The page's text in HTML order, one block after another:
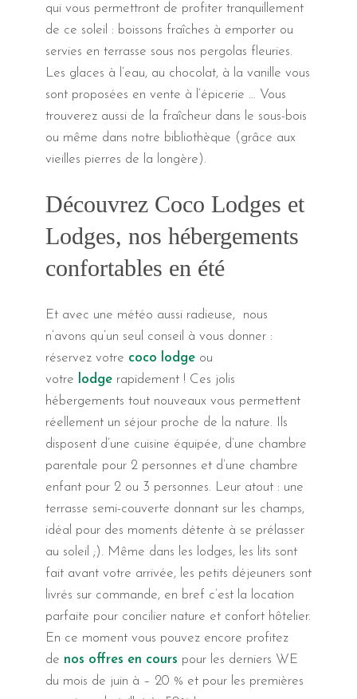
qui vous permettront de profiter tranquillement
de ce soleil : boissons fraîches à emporter ou
servies en terrasse sous nos pergolas fleuries.
Les glaces à l’eau, au chocolat, à la vanille vous
sont proposées en vente à l’épicerie … Vous
trouverez aussi de la fraîcheur dans le sous-bois
ou même dans notre bibliothèque (grâce aux
vieilles pierres de la longère).
Découvrez Coco Lodges et
Lodges, nos hébergements
confortables en été
Et avec une météo aussi radieuse, nous
n’avons qu’un seul conseil à vous donner :
réservez votre coco lodgeou
votre
lodgerapidement ! Ces jolis
hébergements tout nouveaux vous permettent
réellement un séjour proche de la nature. Ils
disposent d’une cuisine équipée, d’une chambre
parentale pour 2 personnes et d’une chambre
enfant pour 2 ou 3 personnes. Leur atout : une
terrasse semi-couverte donnant sur les champs,
idéal pour des moments détente à se prélasser
au soleil ;). Même dans les lodges, les lits sont
fait avant votre arrivée, les petits déjeuners sont
livrés sur commande, en bref c’est la location
parfaite pour concilier nature et confort hôtelier.
En ce moment vous pouvez encore profitez
de nos offres en cours pour les derniers WE
du mois de juin à – 20 % et pour les premières